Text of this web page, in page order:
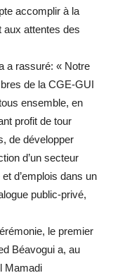
accomplir à la
aux attentes des
a rassuré: « Notre
de la CGE-GUI
ensemble, en
profit de tour
de développer
d’un secteur
d’emplois dans un
public-privé,
le premier
Béavogui a, au
Mamadi